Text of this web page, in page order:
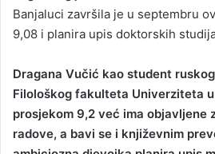
Banjaluci završila je u septembru
9,08 i planira upis doktorskih
Dragana Vučić kao student
Filološkog fakulteta Univerziteta
prosjekom 9,2 već ima objavljene
radove, a bavi se i književnim